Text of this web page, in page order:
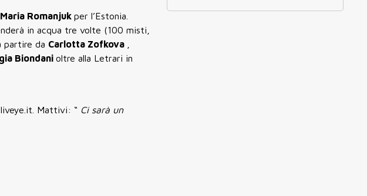
Maria Romanjuk per l’Estonia.
in acqua tre volte (100 misti,
partire da Carlotta Zofkova
Biondani oltre alla Letrari in
Mattivi: “ Ci sarà un